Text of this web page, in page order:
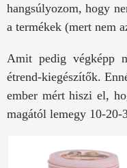
hangsúlyozom, hogy
a termékek (mert nem
Amit pedig végképp
étrend-kiegészítők.
ember mért hiszi el,
magától lemegy 10-20-